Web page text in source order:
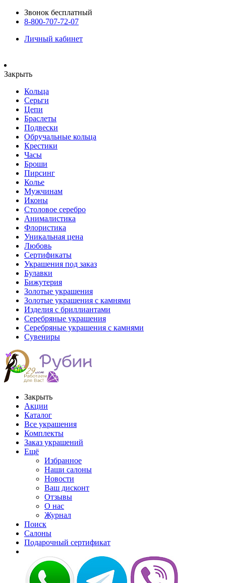
Звонок бесплатный
8-800-707-72-07
Личный кабинет
Закрыть
Кольца
Серьги
Цепи
Браслеты
Подвески
Обручальные кольца
Крестики
Часы
Броши
Пирсинг
Колье
Мужчинам
Иконы
Столовое серебро
Анималистика
Флористика
Уникальная цена
Любовь
Сертификаты
Украшения под заказ
Булавки
Бижутерия
Золотые украшения
Золотые украшения с камнями
Изделия с бриллиантами
Серебряные украшения
Серебряные украшения с камнями
Сувениры
Закрыть
Акции
Каталог
Все украшения
Комплекты
Заказ украшений
Ещё
Избранное
Наши салоны
Новости
Ваш дисконт
Отзывы
О нас
Журнал
Поиск
Салоны
Подарочный сертификат